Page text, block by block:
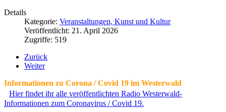
Details
Kategorie: Veranstaltungen, Kunst und Kultur
Veröffentlicht: 21. April 2026
Zugriffe: 519
Zurück
Weiter
Informationen zu Corona / Covid 19 im Westerwald
Hier findet ihr alle veröffentlichten Radio Westerwald-
Informationen zum Coronavirus / Covid 19.